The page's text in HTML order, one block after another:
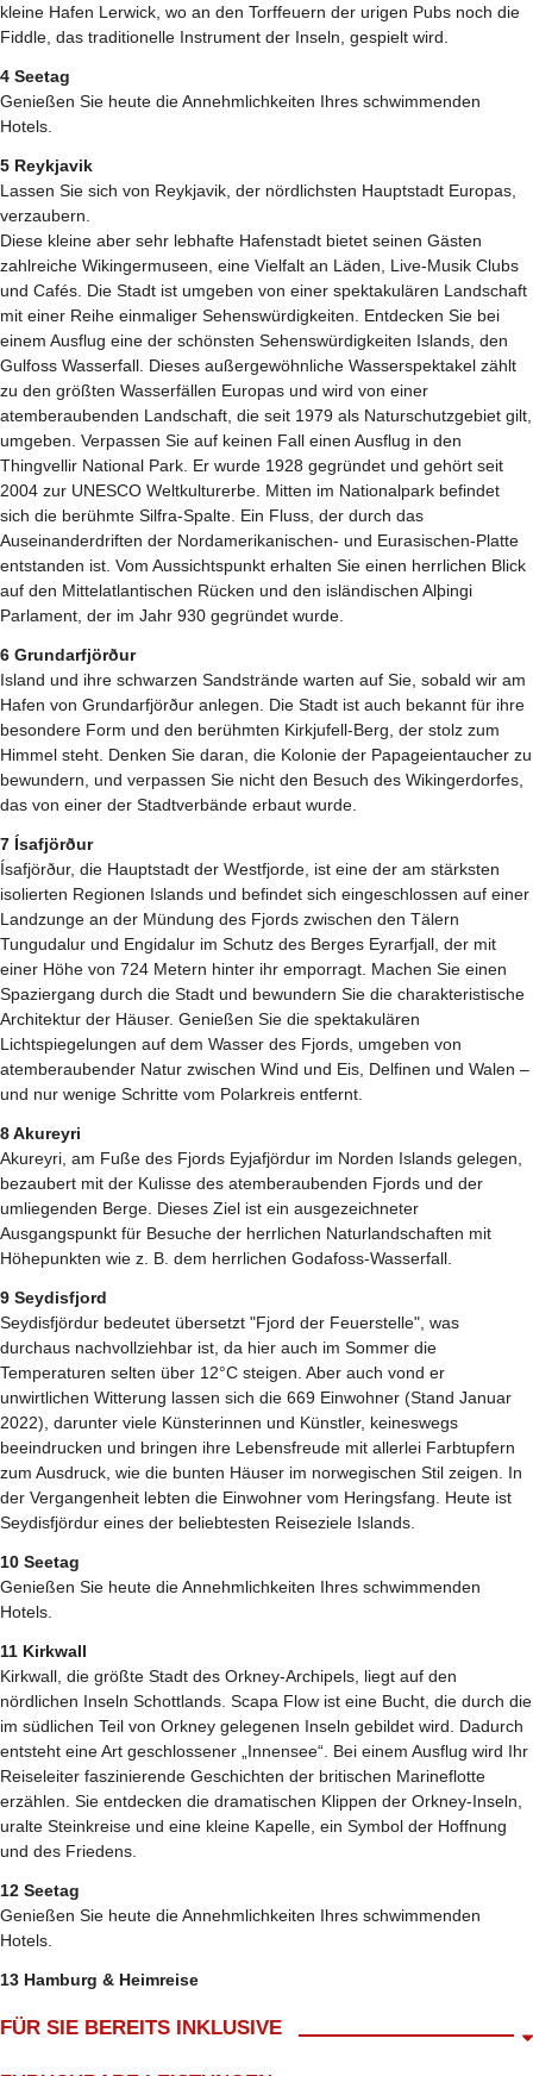
kleine Hafen Lerwick, wo an den Torffeuern der urigen Pubs noch die
Fiddle, das traditionelle Instrument der Inseln, gespielt wird.
4 Seetag
Genießen Sie heute die Annehmlichkeiten Ihres schwimmenden
Hotels.
5 Reykjavik
Lassen Sie sich von Reykjavik, der nördlichsten Hauptstadt Europas,
verzaubern.
Diese kleine aber sehr lebhafte Hafenstadt bietet seinen Gästen
zahlreiche Wikingermuseen, eine Vielfalt an Läden, Live-Musik Clubs
und Cafés. Die Stadt ist umgeben von einer spektakulären Landschaft
mit einer Reihe einmaliger Sehenswürdigkeiten. Entdecken Sie bei
einem Ausflug eine der schönsten Sehenswürdigkeiten Islands, den
Gulfoss Wasserfall. Dieses außergewöhnliche Wasserspektakel zählt
zu den größten Wasserfällen Europas und wird von einer
atemberaubenden Landschaft, die seit 1979 als Naturschutzgebiet gilt,
umgeben. Verpassen Sie auf keinen Fall einen Ausflug in den
Thingvellir National Park. Er wurde 1928 gegründet und gehört seit
2004 zur UNESCO Weltkulturerbe. Mitten im Nationalpark befindet
sich die berühmte Silfra-Spalte. Ein Fluss, der durch das
Auseinanderdriften der Nordamerikanischen- und Eurasischen-Platte
entstanden ist. Vom Aussichtspunkt erhalten Sie einen herrlichen Blick
auf den Mittelatlantischen Rücken und den isländischen Alþingi
Parlament, der im Jahr 930 gegründet wurde.
6 Grundarfjörður
Island und ihre schwarzen Sandstrände warten auf Sie, sobald wir am
Hafen von Grundarfjörður anlegen. Die Stadt ist auch bekannt für ihre
besondere Form und den berühmten Kirkjufell-Berg, der stolz zum
Himmel steht. Denken Sie daran, die Kolonie der Papageientaucher zu
bewundern, und verpassen Sie nicht den Besuch des Wikingerdorfes,
das von einer der Stadtverbände erbaut wurde.
7 Ísafjörður
Ísafjörður, die Hauptstadt der Westfjorde, ist eine der am stärksten
isolierten Regionen Islands und befindet sich eingeschlossen auf einer
Landzunge an der Mündung des Fjords zwischen den Tälern
Tungudalur und Engidalur im Schutz des Berges Eyrarfjall, der mit
einer Höhe von 724 Metern hinter ihr emporragt. Machen Sie einen
Spaziergang durch die Stadt und bewundern Sie die charakteristische
Architektur der Häuser. Genießen Sie die spektakulären
Lichtspiegelungen auf dem Wasser des Fjords, umgeben von
atemberaubender Natur zwischen Wind und Eis, Delfinen und Walen –
und nur wenige Schritte vom Polarkreis entfernt.
8 Akureyri
Akureyri, am Fuße des Fjords Eyjafjördur im Norden Islands gelegen,
bezaubert mit der Kulisse des atemberaubenden Fjords und der
umliegenden Berge. Dieses Ziel ist ein ausgezeichneter
Ausgangspunkt für Besuche der herrlichen Naturlandschaften mit
Höhepunkten wie z. B. dem herrlichen Godafoss-Wasserfall.
9 Seydisfjord
Seydisfjördur bedeutet übersetzt "Fjord der Feuerstelle", was
durchaus nachvollziehbar ist, da hier auch im Sommer die
Temperaturen selten über 12°C steigen. Aber auch vond er
unwirtlichen Witterung lassen sich die 669 Einwohner (Stand Januar
2022), darunter viele Künsterinnen und Künstler, keineswegs
beeindrucken und bringen ihre Lebensfreude mit allerlei Farbtupfern
zum Ausdruck, wie die bunten Häuser im norwegischen Stil zeigen. In
der Vergangenheit lebten die Einwohner vom Heringsfang. Heute ist
Seydisfjördur eines der beliebtesten Reiseziele Islands.
10 Seetag
Genießen Sie heute die Annehmlichkeiten Ihres schwimmenden
Hotels.
11 Kirkwall
Kirkwall, die größte Stadt des Orkney-Archipels, liegt auf den
nördlichen Inseln Schottlands. Scapa Flow ist eine Bucht, die durch die
im südlichen Teil von Orkney gelegenen Inseln gebildet wird. Dadurch
entsteht eine Art geschlossener „Innensee“. Bei einem Ausflug wird Ihr
Reiseleiter faszinierende Geschichten der britischen Marineflotte
erzählen. Sie entdecken die dramatischen Klippen der Orkney-Inseln,
uralte Steinkreise und eine kleine Kapelle, ein Symbol der Hoffnung
und des Friedens.
12 Seetag
Genießen Sie heute die Annehmlichkeiten Ihres schwimmenden
Hotels.
13 Hamburg & Heimreise
FÜR SIE BEREITS INKLUSIVE